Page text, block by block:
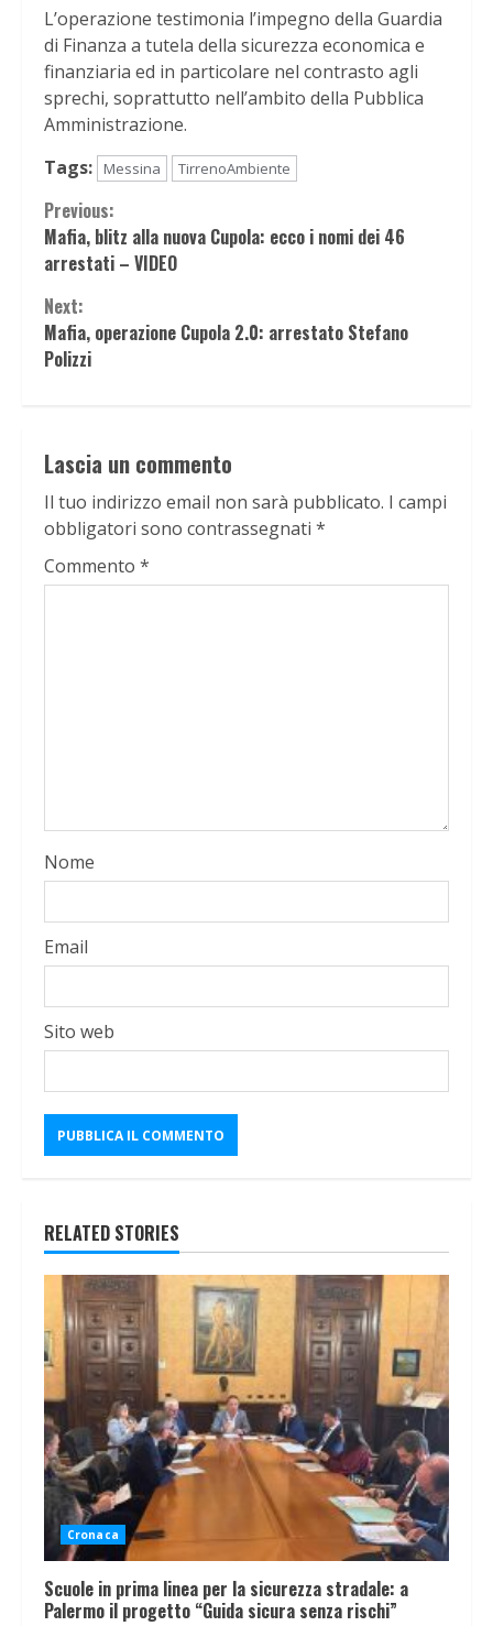
L’operazione testimonia l’impegno della Guardia
di Finanza a tutela della sicurezza economica e
finanziaria ed in particolare nel contrasto agli
sprechi, soprattutto nell’ambito della Pubblica
Amministrazione.
Tags:
Messina TirrenoAmbiente
Continue
Reading
Previous:
Mafia, blitz alla nuova Cupola: ecco i nomi dei 46
arrestati – VIDEO
Next:
Mafia, operazione Cupola 2.0: arrestato Stefano
Polizzi
Lascia un commento
Il tuo indirizzo email non sarà pubblicato. I campi
obbligatori sono contrassegnati *
Commento *
Nome
Email
Sito web
RELATED STORIES
Cronaca
Scuole in prima linea per la sicurezza stradale: a
Palermo il progetto “Guida sicura senza rischi”